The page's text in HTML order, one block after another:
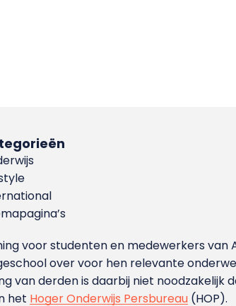
voor studenten en medewerkers van
over voor hen relevante
van derden is daarbij niet noodzakelijk
het Hoger Onderwijs Persbureau (HOP).